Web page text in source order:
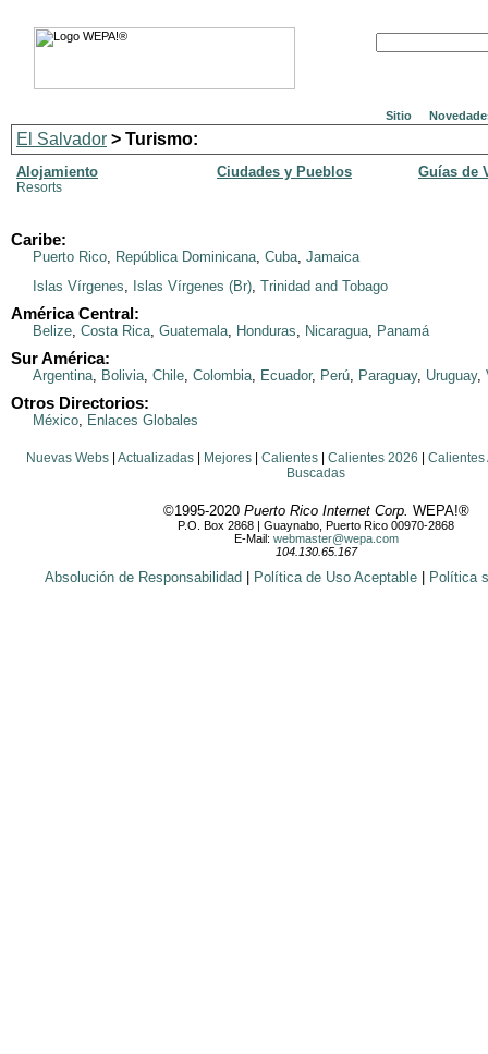
Sitio
El Salvador > Turismo:
Alojamiento
Resorts
Ciudades y Pueblos Guías de
Caribe:
Puerto Rico, República Dominicana, Cuba, Jamaica
Islas Vírgenes, Islas Vírgenes (Br), Trinidad and Tobago
América Central:
Belize, Costa Rica, Guatemala, Honduras, Nicaragua, Panamá
Sur América:
Argentina, Bolivia, Chile, Colombia, Ecuador, Perú, Paraguay, Uruguay,
Otros Directorios:
México, Enlaces Globales
Nuevas Webs| Actualizadas| Mejores| Calientes| Calientes 2026
Calientes
Buscadas
©1995-2020 Puerto Rico Internet Corp. WEPA!®
P.O. Box 2868 | Guaynabo, Puerto Rico 00970-2868
E-Mail: webmaster@wepa.com
104.130.65.167
Absolución de Responsabilidad Política de Uso Aceptable Política